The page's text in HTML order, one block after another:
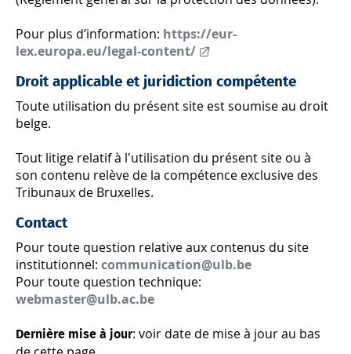
Pour plus d’information: https://eur-
lex.europa.eu/legal-content/
Droit applicable et juridiction compétente
Toute utilisation du présent site est soumise au droit
belge.
Tout litige relatif à l'utilisation du présent site ou à
son contenu relève de la compétence exclusive des
Tribunaux de Bruxelles.
Contact
Pour toute question relative aux contenus du site
institutionnel: communication@ulb.be
Pour toute question technique:
webmaster@ulb.ac.be
Dernière mise à jour: voir date de mise à jour au bas